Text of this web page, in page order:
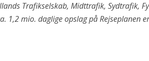
Trafikselskab, Midttrafik, Sydtrafik,
1,2 mio. daglige opslag på